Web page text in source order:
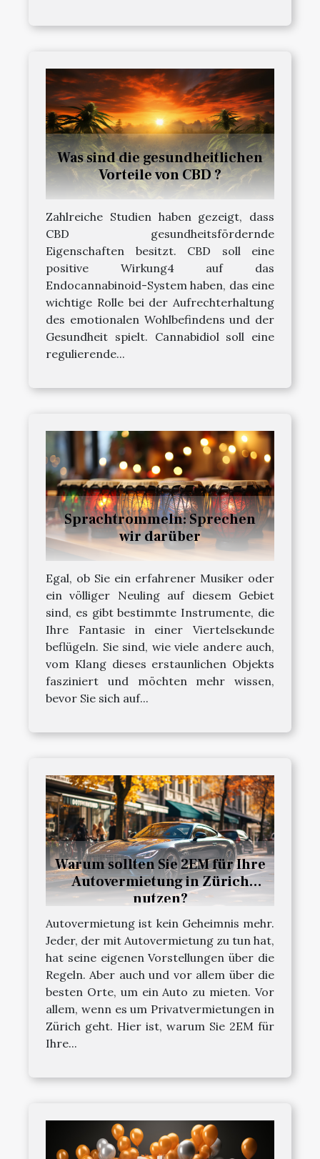
Was sind die gesundheitlichen
Vorteile von CBD ?
Zahlreiche Studien haben gezeigt, dass
CBD gesundheitsfördernde
Eigenschaften besitzt. CBD soll eine
positive Wirkung4 auf das
Endocannabinoid-System haben, das eine
wichtige Rolle bei der Aufrechterhaltung
des emotionalen Wohlbefindens und der
Gesundheit spielt. Cannabidiol soll eine
regulierende...
Sprachtrommeln: Sprechen
wir darüber
Egal, ob Sie ein erfahrener Musiker oder
ein völliger Neuling auf diesem Gebiet
sind, es gibt bestimmte Instrumente, die
Ihre Fantasie in einer Viertelsekunde
beflügeln. Sie sind, wie viele andere auch,
vom Klang dieses erstaunlichen Objekts
fasziniert und möchten mehr wissen,
bevor Sie sich auf...
Warum sollten Sie 2EM für Ihre
Autovermietung in Zürich
nutzen?
Autovermietung ist kein Geheimnis mehr.
Jeder, der mit Autovermietung zu tun hat,
hat seine eigenen Vorstellungen über die
Regeln. Aber auch und vor allem über die
besten Orte, um ein Auto zu mieten. Vor
allem, wenn es um Privatvermietungen in
Zürich geht. Hier ist, warum Sie 2EM für
Ihre...